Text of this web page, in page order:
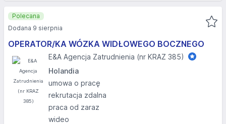
OPERATOR/KA WÓZKA WIDŁOWEGO BOCZNEGO
E&A Agencja Zatrudnienia (nr KRAZ 385)
Holandia
umowa o pracę
rekrutacja zdalna
praca od zaraz
wideo
Polecana
Dodana 9 sierpnia